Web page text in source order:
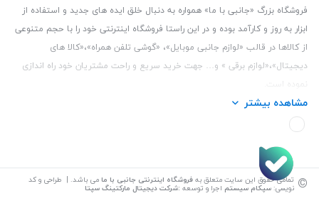
فروشگاه بزرگ «جانبی با ما» همواره به دنبال خلق ایده های جدید و استفاده از
ابزار به روز و کارآمد بوده و در این راستا فروشگاه اینترنتی خود را با حجم متنوعی
از کالاها در قالب «لوازم جانبی موبایل»، «گوشی تلفن همراه»،«کالا های
دیجیتال»،«لوازم برقی » و… جهت خرید سریع و راحت مشتریان خود راه اندازی
این فروشگاه تمام تلاش خود را نموده تا کالاهایی با کیفیت و با حداقل قیمت
عرضه نماید.
تلفن تماس :
و ملی طبقه زیرین عکاسی
مشاهده بیشتر
© تمامی حقوق این سایت متعلق بهفروشگاه اینترنتی جانبی با ما می باشد. | طراحی و کد
نویسی: سپکام سیستم اجرا و توسعه :شرکت دیجیتال مارکتینگ سپتا